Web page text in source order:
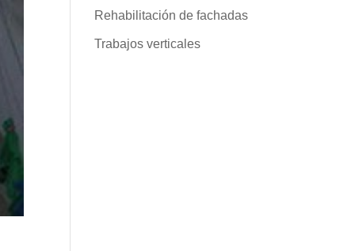
Rehabilitación de fachadas
Trabajos verticales